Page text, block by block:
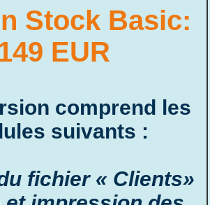
Stock Basic:
EUR
comprend les
suivants :
fichier « Clients»